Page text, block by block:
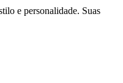
e personalidade. Suas